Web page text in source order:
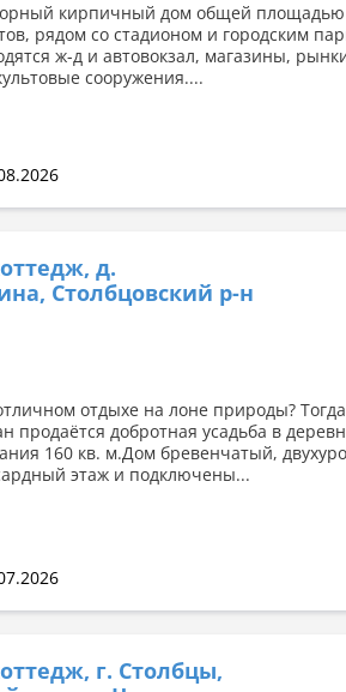
кирпичный дом общей площадью
рядом со стадионом и городским
ж-д и автовокзал, магазины,
сооружения....
д.
Столбцовский р-н
отдыхе на лоне природы?
продаётся добротная усадьба в
160 кв. м.Дом бревенчатый,
этаж и подключены...
г. Столбцы,